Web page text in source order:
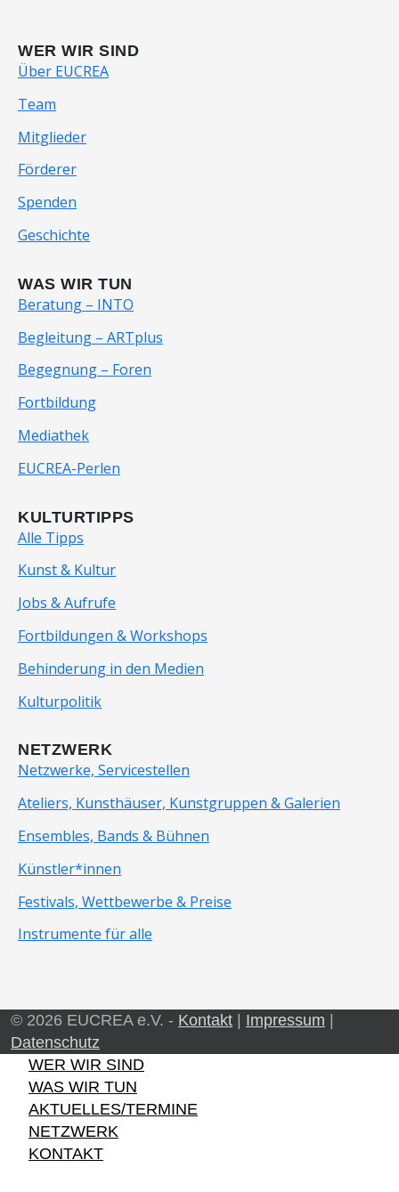
WER WIR SIND
Über EUCREA
Team
Mitglieder
Förderer
Spenden
Geschichte
WAS WIR TUN
Beratung – INTO
Begleitung – ARTplus
Begegnung – Foren
Fortbildung
Mediathek
EUCREA-Perlen
KULTURTIPPS
Alle Tipps
Kunst & Kultur
Jobs & Aufrufe
Fortbildungen & Workshops
Behinderung in den Medien
Kulturpolitik
NETZWERK
Netzwerke, Servicestellen
Ateliers, Kunsthäuser, Kunstgruppen & Galerien
Ensembles, Bands & Bühnen
Künstler*innen
Festivals, Wettbewerbe & Preise
Instrumente für alle
© 2026 EUCREA e.V. - Kontakt Impressum
Datenschutz
WER WIR SIND
WAS WIR TUN
AKTUELLES/TERMINE
NETZWERK
KONTAKT